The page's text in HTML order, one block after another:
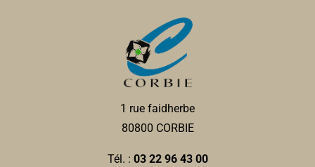
1 rue faidherbe
80800 CORBIE
Tél. : 03 22 96 43 00